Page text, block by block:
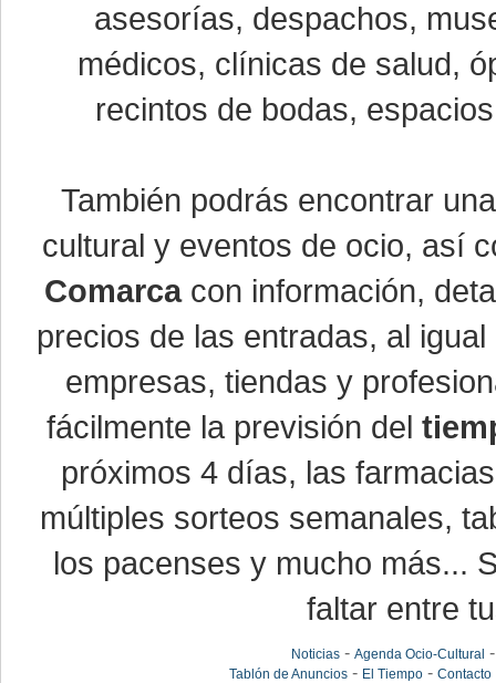
asesorías, despachos,
médicos, clínicas de salud,
recintos de bodas,
También podrás encontrar
cultural y eventos de ocio, así
Comarcacon información,
precios de las entradas, al
empresas, tiendas y
fácilmente la previsión del
próximos 4 días, las
múltiples sorteos semanales,
los pacenses y mucho más...
faltar entre
Noticias -Agenda Ocio-Cultural
Tablón de Anuncios - El Tiempo -Contacto